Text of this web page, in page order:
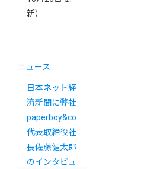
新）
ニュース
日本ネット経
済新聞に弊社
paperboy&co.
代表取締役社
長佐藤健太郎
のインタビュ